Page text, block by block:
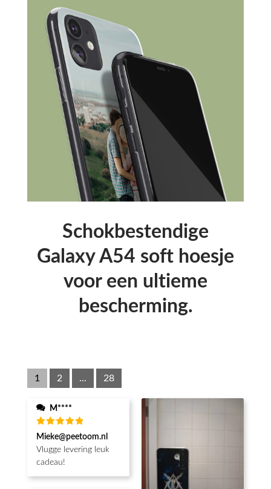
Schokbestendige
Galaxy A54 soft hoesje
voor een ultieme
bescherming.
1 2 ... 28
M****
Waardering
5uit 5
Mieke@peetoom.nl
Vlugge levering leuk
cadeau!